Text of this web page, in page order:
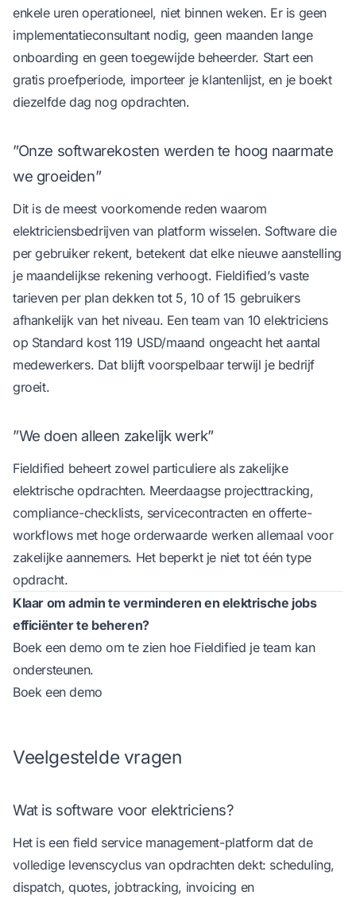
enkele uren operationeel, niet binnen weken. Er is geen
implementatieconsultant nodig, geen maanden lange
onboarding en geen toegewijde beheerder. Start een
gratis proefperiode, importeer je klantenlijst, en je boekt
diezelfde dag nog opdrachten.
”Onze softwarekosten werden te hoog naarmate
we groeiden”
Dit is de meest voorkomende reden waarom
elektriciensbedrijven van platform wisselen. Software die
per gebruiker rekent, betekent dat elke nieuwe aanstelling
je maandelijkse rekening verhoogt. Fieldified’s vaste
tarieven per plan dekken tot 5, 10 of 15 gebruikers
afhankelijk van het niveau. Een team van 10 elektriciens
op Standard kost 119 USD/maand ongeacht het aantal
medewerkers. Dat blijft voorspelbaar terwijl je bedrijf
groeit.
”We doen alleen zakelijk werk”
Fieldified beheert zowel particuliere als zakelijke
elektrische opdrachten. Meerdaagse projecttracking,
compliance-checklists, servicecontracten en offerte-
workflows met hoge orderwaarde werken allemaal voor
zakelijke aannemers. Het beperkt je niet tot één type
opdracht.
Klaar om admin te verminderen en elektrische jobs
efficiënter te beheren?
Boek een demo om te zien hoe Fieldified je team kan
ondersteunen.
Boek een demo
Veelgestelde vragen
Wat is software voor elektriciens?
Het is een field service management-platform dat de
volledige levenscyclus van opdrachten dekt: scheduling,
dispatch, quotes, jobtracking, invoicing en